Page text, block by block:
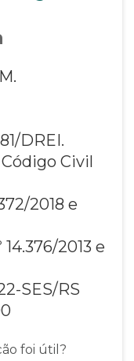
DREI.
Código Civil
2018 e
2013 e
SES/RS
foi útil?